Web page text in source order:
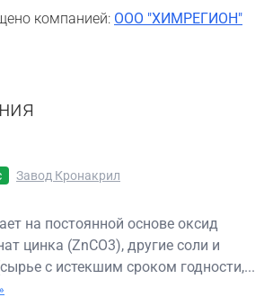
компанией: ООО "ХИМРЕГИОН"
Завод Кронакрил
на постоянной основе оксид
цинка (ZnCO3), другие соли и
с истекшим сроком годности,...